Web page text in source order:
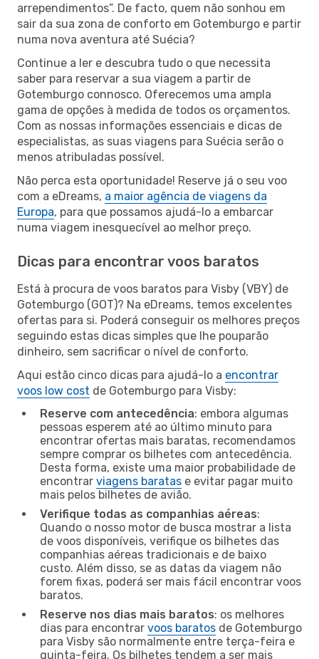
arrependimentos”. De facto, quem não sonhou em
sair da sua zona de conforto em Gotemburgo e partir
numa nova aventura até Suécia?
Continue a ler e descubra tudo o que necessita
saber para reservar a sua viagem a partir de
Gotemburgo connosco. Oferecemos uma ampla
gama de opções à medida de todos os orçamentos.
Com as nossas informações essenciais e dicas de
especialistas, as suas viagens para Suécia serão o
menos atribuladas possível.
Não perca esta oportunidade! Reserve já o seu voo
com a eDreams, a maior agência de viagens da
Europa, para que possamos ajudá-lo a embarcar
numa viagem inesquecível ao melhor preço.
Dicas para encontrar voos baratos
Está à procura de voos baratos para Visby (VBY) de
Gotemburgo (GOT)? Na eDreams, temos excelentes
ofertas para si. Poderá conseguir os melhores preços
seguindo estas dicas simples que lhe pouparão
dinheiro, sem sacrificar o nível de conforto.
Aqui estão cinco dicas para ajudá-lo a encontrar
voos low cost de Gotemburgo para Visby:
Reserve com antecedência: embora algumas
pessoas esperem até ao último minuto para
encontrar ofertas mais baratas, recomendamos
sempre comprar os bilhetes com antecedência.
Desta forma, existe uma maior probabilidade de
encontrar viagens baratas e evitar pagar muito
mais pelos bilhetes de avião.
Verifique todas as companhias aéreas:
Quando o nosso motor de busca mostrar a lista
de voos disponíveis, verifique os bilhetes das
companhias aéreas tradicionais e de baixo
custo. Além disso, se as datas da viagem não
forem fixas, poderá ser mais fácil encontrar voos
baratos.
Reserve nos dias mais baratos: os melhores
dias para encontrar voos baratos de Gotemburgo
para Visby são normalmente entre terça-feira e
quinta-feira. Os bilhetes tendem a ser mais